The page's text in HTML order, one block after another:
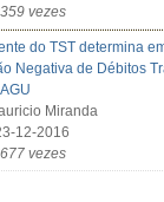
vezes
do TST determina
Negativa de Débitos
Miranda
12-2016
vezes